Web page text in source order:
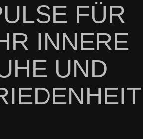
FÜR
INNERE
UND